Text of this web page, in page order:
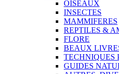
OISEAUX
INSECTES
MAMMIFERES
REPTILES &
FLORE
BEAUX
TECHNIQUES
GUIDES